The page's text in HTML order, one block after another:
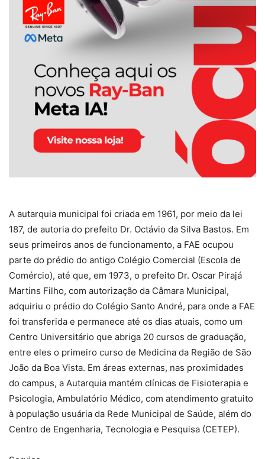
A autarquia municipal foi criada em 1961, por meio da lei
187, de autoria do prefeito Dr. Octávio da Silva Bastos. Em
seus primeiros anos de funcionamento, a FAE ocupou
parte do prédio do antigo Colégio Comercial (Escola de
Comércio), até que, em 1973, o prefeito Dr. Oscar Pirajá
Martins Filho, com autorização da Câmara Municipal,
adquiriu o prédio do Colégio Santo André, para onde a FAE
foi transferida e permanece até os dias atuais, como um
Centro Universitário que abriga 20 cursos de graduação,
entre eles o primeiro curso de Medicina da Região de São
João da Boa Vista. Em áreas externas, nas proximidades
do campus, a Autarquia mantém clínicas de Fisioterapia e
Psicologia, Ambulatório Médico, com atendimento gratuito
à população usuária da Rede Municipal de Saúde, além do
Centro de Engenharia, Tecnologia e Pesquisa (CETEP).